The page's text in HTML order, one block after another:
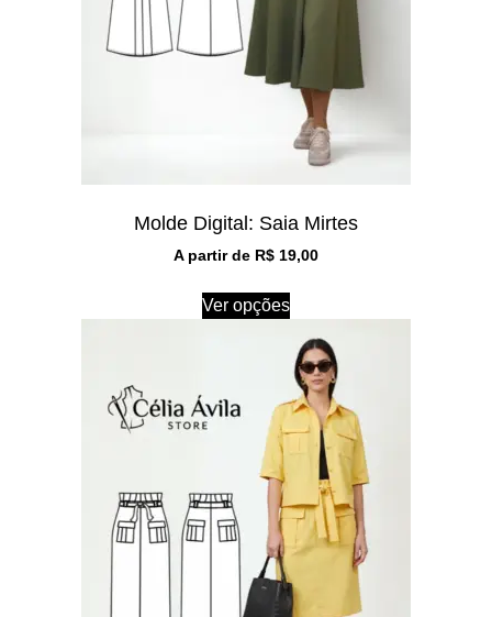
Molde Digital: Saia Mirtes
A partir de R$ 19,00
Ver opções